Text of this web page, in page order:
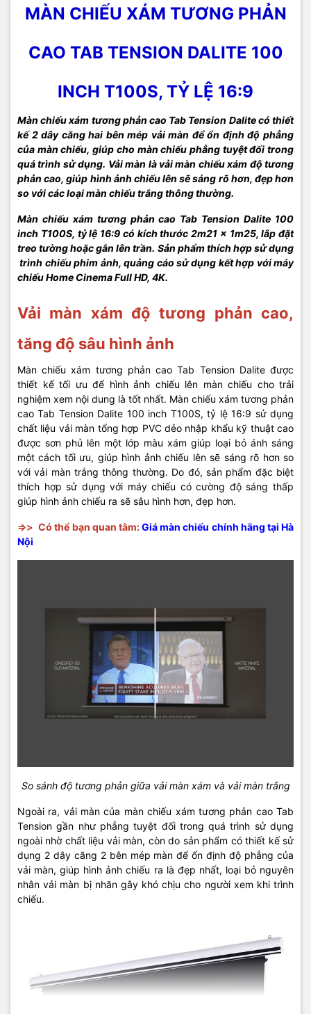
MÀN CHIẾU XÁM TƯƠNG PHẢN
CAO TAB TENSION DALITE 100
INCH T100S, TỶ LỆ 16:9
Màn chiếu xám tương phản cao Tab Tension Dalite có thiết
kế 2 dây căng hai bên mép vải màn để ổn định độ phẳng
của màn chiếu, giúp cho màn chiếu phẳng tuyệt đối trong
quá trình sử dụng. Vải màn là vải màn chiếu xám độ tương
phản cao, giúp hình ảnh chiếu lên sẽ sáng rõ hơn, đẹp hơn
so với các loại màn chiếu trắng thông thường.
Màn chiếu xám tương phản cao Tab Tension Dalite 100
inch T100S, tỷ lệ 16:9 có kích thước 2m21 x 1m25, lắp đặt
treo tường hoặc gắn lên trần. Sản phẩm thích hợp sử dụng
trình chiếu phim ảnh, quảng cáo sử dụng kết hợp với máy
chiếu Home Cinema Full HD, 4K.
Vải màn xám độ tương phản cao,
tăng độ sâu hình ảnh
Màn chiếu xám tương phản cao Tab Tension Dalite được
thiết kế tối ưu để hình ảnh chiếu lên màn chiếu cho trải
nghiệm xem nội dung là tốt nhất. Màn chiếu xám tương phản
cao Tab Tension Dalite 100 inch T100S, tỷ lệ 16:9 sử dụng
chất liệu vải màn tổng hợp PVC dẻo nhập khẩu kỹ thuật cao
được sơn phủ lên một lớp màu xám giúp loại bỏ ánh sáng
một cách tối ưu, giúp hình ảnh chiếu lên sẽ sáng rõ hơn so
với vải màn trắng thông thường. Do đó, sản phẩm đặc biệt
thích hợp sử dụng với máy chiếu có cường độ sáng thấp
giúp hình ảnh chiếu ra sẽ sâu hình hơn, đẹp hơn.
=>> Có thể bạn quan tâm:Giá màn chiếu chính hãng tại Hà
Nội
So sánh độ tương phản giữa vải màn xám và vải màn trắng
Ngoài ra, vải màn của màn chiếu xám tương phản cao Tab
Tension gần như phẳng tuyệt đối trong quá trình sử dụng
ngoài nhờ chất liệu vải màn, còn do sản phẩm có thiết kế sử
dụng 2 dây căng 2 bên mép màn để ổn định độ phẳng của
vải màn, giúp hình ảnh chiếu ra là đẹp nhất, loại bỏ nguyên
nhân vải màn bị nhăn gây khó chịu cho người xem khi trình
chiếu.